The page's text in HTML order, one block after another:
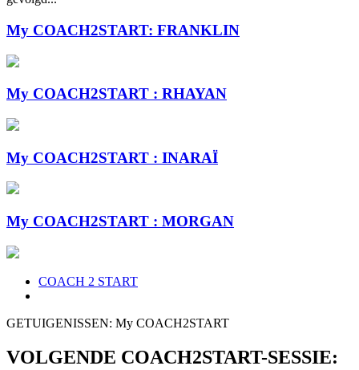
My COACH2START: FRANKLIN
My COACH2START : RHAYAN
My COACH2START : INARAÏ
My COACH2START : MORGAN
COACH 2 START
GETUIGENISSEN: My COACH2START
VOLGENDE COACH2START-SESSIE: